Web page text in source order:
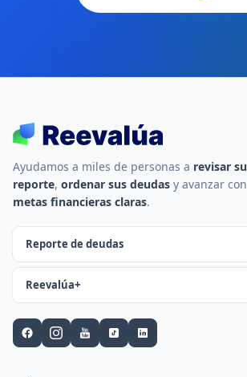
Ayudamos a miles de personas a revisar su
reporte, ordenar sus deudas y avanzar con
metas financieras claras.
Reporte de deudas
Reevalúa+